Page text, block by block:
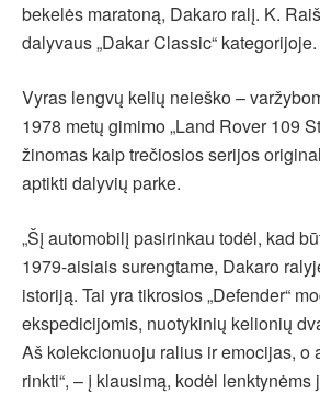
bekelės maratoną, Dakaro ralį. K.
dalyvaus „Dakar Classic“ kategorijoje.
Vyras lengvų kelių neieško –
1978 metų gimimo „Land Rover 109
žinomas kaip trečiosios serijos
aptikti dalyvių parke.
„Šį automobilį pasirinkau todėl, kad
1979-aisiais surengtame, Dakaro
istoriją. Tai yra tikrosios „Defender“
ekspedicijomis, nuotykinių kelionių
Aš kolekcionuoju ralius ir emocijas,
rinkti“, – į klausimą, kodėl